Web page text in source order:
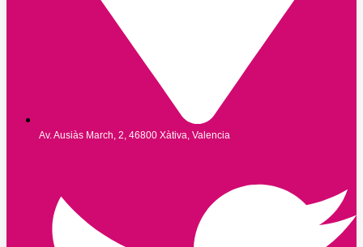
Av. Ausiàs March, 2, 46800 Xàtiva, Valencia